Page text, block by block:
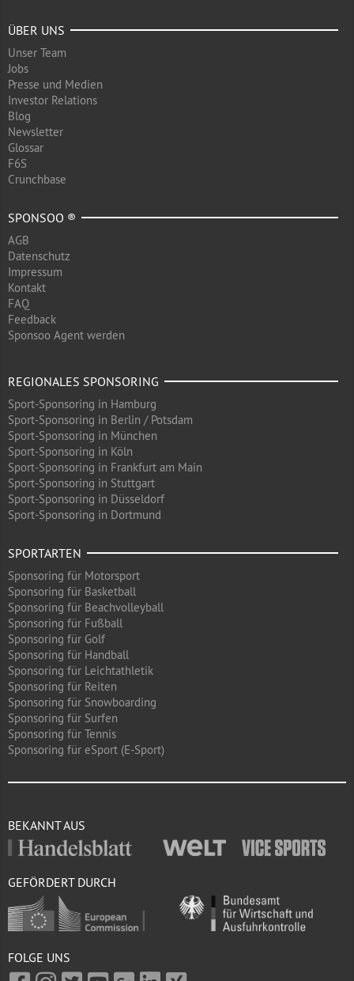
ÜBER UNS
Unser Team
Jobs
Presse und Medien
Investor Relations
Blog
Newsletter
Glossar
F6S
Crunchbase
SPONSOO ®
AGB
Datenschutz
Impressum
Kontakt
FAQ
Feedback
Sponsoo Agent werden
REGIONALES SPONSORING
Sport-Sponsoring in Hamburg
Sport-Sponsoring in Berlin / Potsdam
Sport-Sponsoring in München
Sport-Sponsoring in Köln
Sport-Sponsoring in Frankfurt am Main
Sport-Sponsoring in Stuttgart
Sport-Sponsoring in Düsseldorf
Sport-Sponsoring in Dortmund
SPORTARTEN
Sponsoring für Motorsport
Sponsoring für Basketball
Sponsoring für Beachvolleyball
Sponsoring für Fußball
Sponsoring für Golf
Sponsoring für Handball
Sponsoring für Leichtathletik
Sponsoring für Reiten
Sponsoring für Snowboarding
Sponsoring für Surfen
Sponsoring für Tennis
Sponsoring für eSport (E-Sport)
BEKANNT AUS
GEFÖRDERT DURCH
FOLGE UNS